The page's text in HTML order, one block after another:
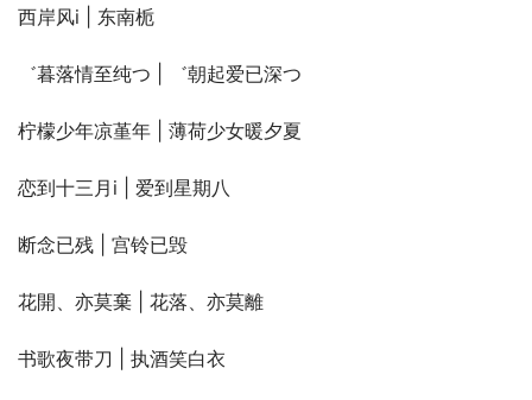
西岸风i | 东南栀
゛暮落情至纯つ | ゛朝起爱已深つ
柠檬少年凉堇年 | 薄荷少女暖夕夏
恋到十三月i | 爱到星期八
断念已残 | 宫铃已毁
花開、亦莫棄 | 花落、亦莫離
书歌夜带刀 | 执酒笑白衣